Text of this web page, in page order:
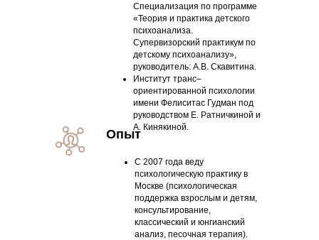
Специализация по программе
«Теория и практика детского
психоанализа.
Супервизорский практикум по
детскому психоанализу»,
руководитель: А.В. Скавитина.
Институт транс–
ориентированной психологии
имени Фелиситас Гудман под
руководством Е. Ратничкиной и
А. Кинякиной.
Опыт
С 2007 года веду
психологическую практику в
Москве (психологическая
поддержка взрослым и детям,
консультирование,
классический и юнгианский
анализ, песочная терапия).